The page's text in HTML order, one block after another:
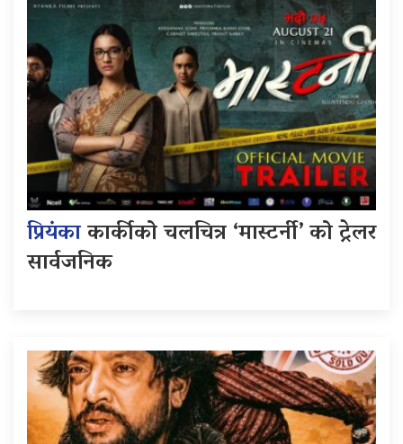
प्रियंकाकार्कीको चलचित्र ‘मास्टर्नी’ को ट्रेलर
सार्वजनिक